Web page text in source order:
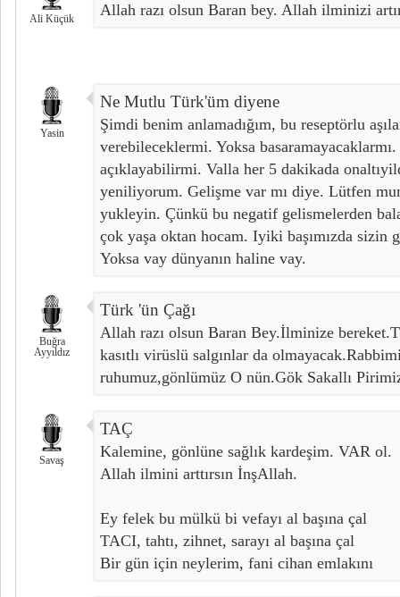
Ali Küçük Allah razı olsun Baran bey. Allah ilminizi
Yasin
Ne Mutlu Türk'üm diyene
Şimdi benim anlamadığım, bu reseptörlu
verebileceklermi. Yoksa
açıklayabilirmi. Valla her 5 dakikada
yeniliyorum. Gelişme var mı diye. Lütfen
yukleyin. Çünkü bu negatif gelismelerden
çok yaşa oktan hocam. Iyiki başımızda sizin
Yoksa vay dünyanın haline vay.
Buğra
Ayyıldız
Türk 'ün Çağı
Allah razı olsun Baran Bey.İlminize
kasıtlı virüslü salgınlar da
ruhumuz,gönlümüz O nün.Gök Sakallı
Savaş
TAÇ
Kalemine, gönlüne sağlık kardeşim. VAR ol.
Allah ilmini arttırsın İnşAllah.
Ey felek bu mülkü bi vefayı al başına çal
TACI, tahtı, zihnet, sarayı al başına çal
Bir gün için neylerim, fani cihan emlakını